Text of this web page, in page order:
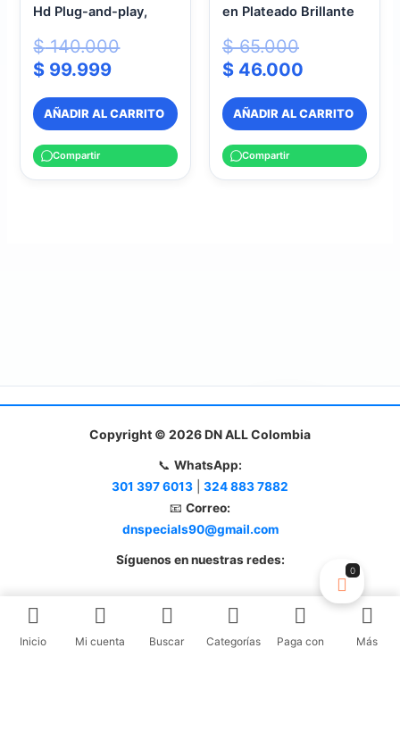
Hd Plug-and-play,
$140.000
$ 99.999
AÑADIR AL CARRITO
Compartir
en Plateado Brillante
$65.000
$ 46.000
AÑADIR AL CARRITO
Compartir
Copyright © 2026 DN ALL Colombia
📞 WhatsApp:
301 397 6013
324 883 7882
📧 Correo:
dnspecials90@gmail.com
Síguenos en nuestras redes:
Inicio Mi cuenta Buscar Categorías Paga con Más
0